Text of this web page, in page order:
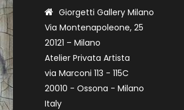
Giorgetti Gallery Milano
Via Montenapoleone, 25
20121 – Milano
Atelier Privata Artista
via Marconi 113 - 115C
20010 - Ossona - Milano
Italy